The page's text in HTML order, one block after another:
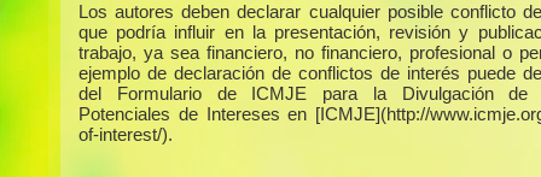
Los autores deben declarar cualquier posible conflicto
que podría influir en la presentación, revisión y
trabajo, ya sea financiero, no financiero, profesional o
ejemplo de declaración de conflictos de interés puede
del Formulario de ICMJE para la Divulgación de
Potenciales de Intereses en [ICMJE](http://
of-interest/).